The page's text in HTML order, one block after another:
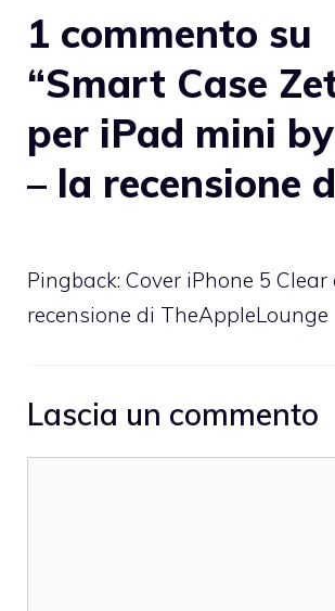
1 commento su
“Smart Case
per iPad mini
– la recensione
Pingback: Cover iPhone 5 Clear
recensione di TheAppleLounge
Lascia un commento